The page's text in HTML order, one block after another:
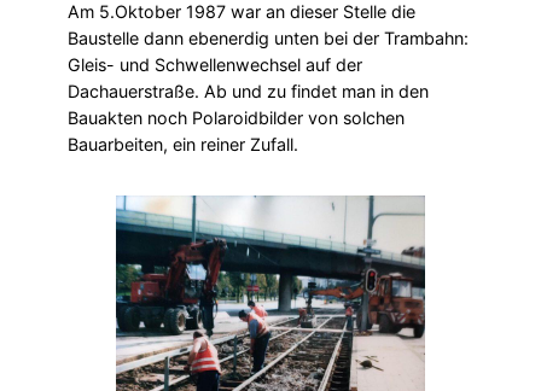
Am 5.Oktober 1987 war an dieser Stelle die
Baustelle dann ebenerdig unten bei der Trambahn:
Gleis- und Schwellenwechsel auf der
Dachauerstraße. Ab und zu findet man in den
Bauakten noch Polaroidbilder von solchen
Bauarbeiten, ein reiner Zufall.